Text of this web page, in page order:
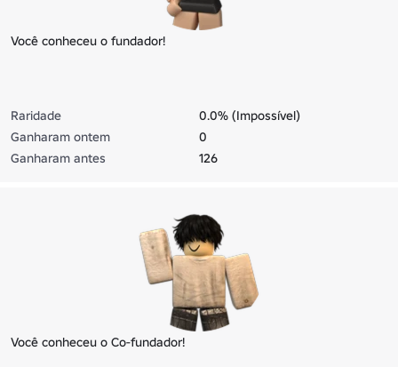
Você conheceu o fundador!
Raridade
0.0% (Impossível)
Ganharam ontem
0
Ganharam antes
126
Você conheceu o Co-fundador!